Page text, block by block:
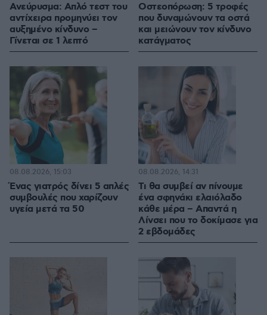
Ανεύρυσμα: Απλό τεστ του
αντίχειρα προμηνύει τον
αυξημένο κίνδυνο –
Γίνεται σε 1 λεπτό
Οστεοπόρωση: 5 τροφές
που δυναμώνουν τα οστά
και μειώνουν τον κίνδυνο
κατάγματος
Ένας γιατρός δίνει 5 απλές
συμβουλές που χαρίζουν
υγεία μετά τα 50
08.08.2026, 15:03
Τι θα συμβεί αν πίνουμε
ένα σφηνάκι ελαιόλαδο
κάθε μέρα – Απαντά η
Λίνσει που το δοκίμασε για
2 εβδομάδες
08.08.2026, 14:31